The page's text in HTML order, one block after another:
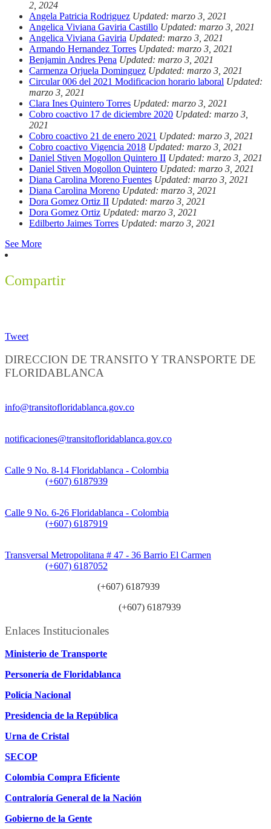
2, 2024
Angela Patricia Rodriguez Updated: marzo 3, 2021
Angelica Viviana Gaviria Castillo Updated: marzo 3, 2021
Angelica Viviana Gaviria Updated: marzo 3, 2021
Armando Hernandez Torres Updated: marzo 3, 2021
Benjamin Andres Pena Updated: marzo 3, 2021
Carmenza Orjuela Dominguez Updated: marzo 3, 2021
Circular 006 del 2021 Modificacion horario laboral Updated:
marzo 3, 2021
Clara Ines Quintero Torres Updated: marzo 3, 2021
Cobro coactivo 17 de diciembre 2020 Updated: marzo 3,
2021
Cobro coactivo 21 de enero 2021 Updated: marzo 3, 2021
Cobro coactivo Vigencia 2018 Updated: marzo 3, 2021
Daniel Stiven Mogollon Quintero II Updated: marzo 3, 2021
Daniel Stiven Mogollon Quintero Updated: marzo 3, 2021
Diana Carolina Moreno Fuentes Updated: marzo 3, 2021
Diana Carolina Moreno Updated: marzo 3, 2021
Dora Gomez Ortiz II Updated: marzo 3, 2021
Dora Gomez Ortiz Updated: marzo 3, 2021
Edilberto Jaimes Torres Updated: marzo 3, 2021
See More
Compartir
Tweet
DIRECCION DE TRANSITO Y TRANSPORTE DE
FLORIDABLANCA
info@transitofloridablanca.gov.co
notificaciones@transitofloridablanca.gov.co
Calle 9 No. 8-14 Floridablanca - Colombia
(+607) 6187939
Calle 9 No. 6-26 Floridablanca - Colombia
(+607) 6187919
Transversal Metropolitana # 47 - 36 Barrio El Carmen
(+607) 6187052
(+607) 6187939
(+607) 6187939
Enlaces Institucionales
Ministerio de Transporte
Personería de Floridablanca
Policía Nacional
Presidencia de la República
Urna de Cristal
SECOP
Colombia Compra Eficiente
Contraloría General de la Nación
Gobierno de la Gente